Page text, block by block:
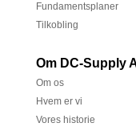
Fundamentsplaner
Tilkobling
Om DC-Supply
Om os
Hvem er vi
Vores historie